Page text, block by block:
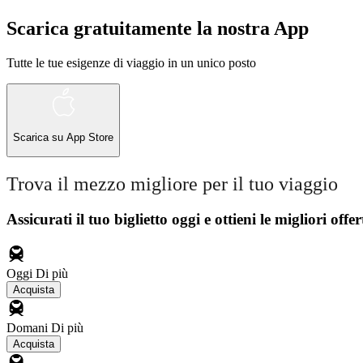
Scarica gratuitamente la nostra App
Tutte le tue esigenze di viaggio in un unico posto
Scarica su App Store
Trova il mezzo migliore per il tuo viaggio
Assicurati il ​​tuo biglietto oggi e ottieni le migliori
Oggi Di più
Acquista
Domani Di più
Acquista